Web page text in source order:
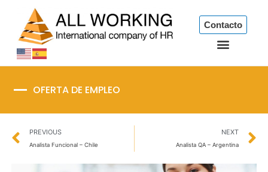
contenido
Contacto
OFERTA DE EMPLEO
Prev
PREVIOUS
Analista Funcional – Chile
NEXT
Analista QA – Argentina